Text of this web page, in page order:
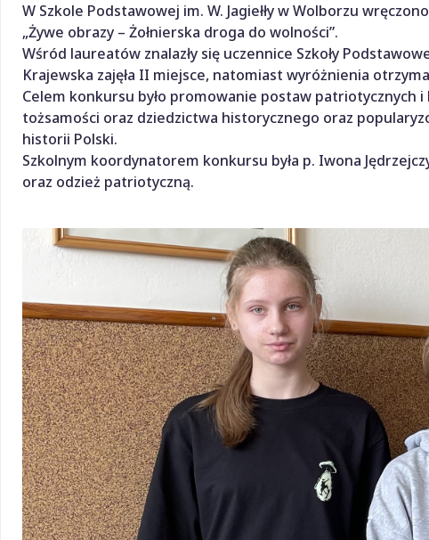
W Szkole Podstawowej im. W. Jagiełły w Wolborzu
„Żywe obrazy – Żołnierska droga do wolności”.
Wśród laureatów znalazły się uczennice Szkoły
Krajewska zajęła II miejsce, natomiast wyróżnienia
Celem konkursu było promowanie postaw patriotycznych
tożsamości oraz dziedzictwa historycznego oraz
historii Polski.
Szkolnym koordynatorem konkursu była p. Iwona
oraz odzież patriotyczną.